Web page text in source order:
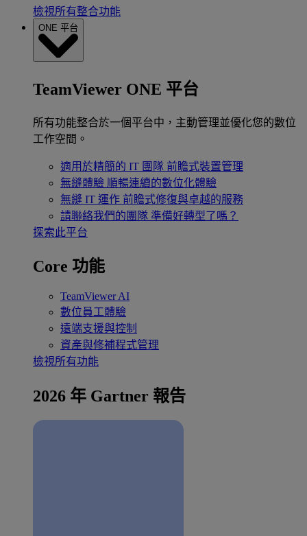
檢視所有整合功能
ONE 平台
TeamViewer ONE 平台
所有功能整合於一個平台中，主動管理並優化您的數位
工作空間。
適用於精簡的 IT 團隊 前瞻式裝置管理
無縫體驗 順暢連續的數位化體驗
無縫 IT 運作 前瞻式修復與卓越的服務
請聯絡我們的團隊 準備好轉型了嗎？
探索此平台
Core 功能
TeamViewer AI
數位員工體驗
遠端支援與控制
資產與修補程式管理
檢視所有功能
2026 年 Gartner 報告